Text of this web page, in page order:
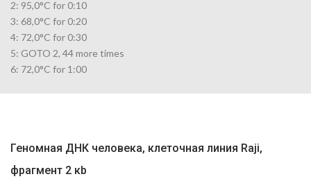
2: 95,0°C for 0:10
3: 68,0°C for 0:20
4: 72,0°C for 0:30
5: GOTO 2, 44 more times
6: 72,0°C for 1:00
Геномная ДНК человека, клеточная линия Raji,
фрагмент 2 кb